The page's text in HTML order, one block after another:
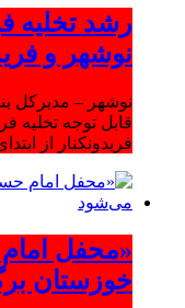
رشد تخلیه
نوشهر و
نوشهر – مدیرکل
قابل توجه تخلیه
فریدونکنار از
«محفل
خوزستان